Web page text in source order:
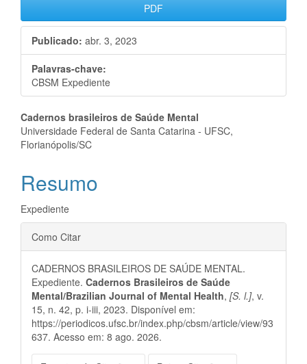
PDF
Publicado: abr. 3, 2023
Palavras-chave:
CBSM Expediente
Conteúdo
do
artigo
principal
Cadernos brasileiros de Saúde Mental
Universidade Federal de Santa Catarina - UFSC,
Florianópolis/SC
Resumo
Expediente
Detalhes
do
artigo
Como Citar
CADERNOS BRASILEIROS DE SAÚDE MENTAL.
Expediente. Cadernos Brasileiros de Saúde
Mental/Brazilian Journal of Mental Health, [S. l.], v.
15, n. 42, p. i-iii, 2023. Disponível em:
https://periodicos.ufsc.br/index.php/cbsm/article/view/93
637. Acesso em: 8 ago. 2026.